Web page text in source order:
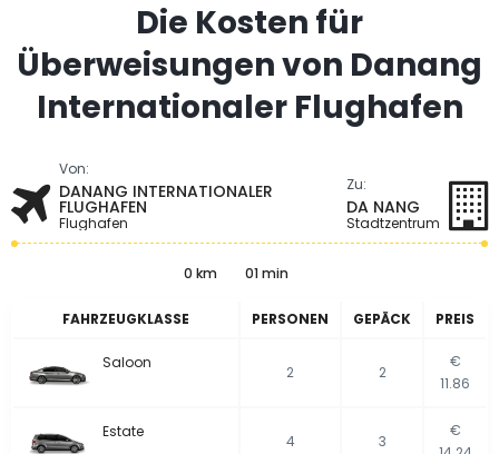
Die Kosten für
Überweisungen von Danang
Internationaler Flughafen
Von:
DANANG INTERNATIONALER
FLUGHAFEN
Flughafen
Zu:
DA NANG
Stadtzentrum
0 km 01 min
FAHRZEUGKLASSE PERSONEN GEPÄCK PREIS
Saloon
2 2
€
11.86
Estate
4 3
€